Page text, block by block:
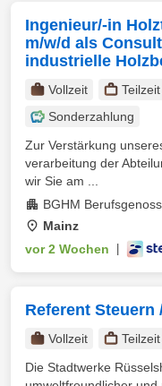
Ingenieur/-in
m/w/d als
industrielle
Vollzeit Teilzeit
Sonderzahlung
Zur Verstärkung
verarbeitung der
wir Sie am ...
BGHM
Mainz
vor 2 Wochen
Referent Steuern
Vollzeit Teilzeit
Die Stadtwerke